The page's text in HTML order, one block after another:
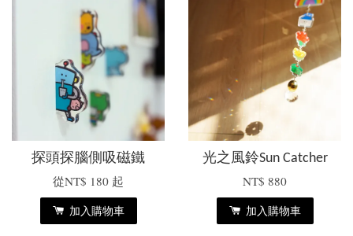
探頭探腦側吸磁鐵
從NT$ 180 起
加入購物車
光之風鈴Sun Catcher
NT$ 880
加入購物車